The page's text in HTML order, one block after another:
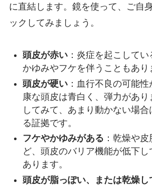
に直結します。鏡を使って、ご自
ックしてみましょう。
頭皮が赤い：炎症を起こしてい
かゆみやフケを伴うこともあり
頭皮が硬い：血行不良の可能性
康な頭皮は青白く、弾力があ
してみて、あまり動かない場
る証拠です。
フケやかゆみがある ：乾燥や
ど、頭皮のバリア機能が低下
あります。
頭皮が脂っぽい、または乾燥し